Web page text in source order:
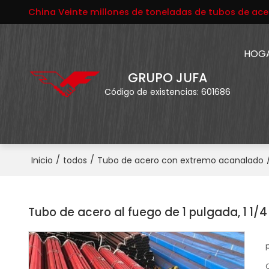
China Veinte millones de toneladas de tubos de
GRUPO JUFA
Código de existencias: 601686
Inicio / todos / Tubo de acero con extremo acanalado
Tubo de acero al fuego de 1 pulgada, 1